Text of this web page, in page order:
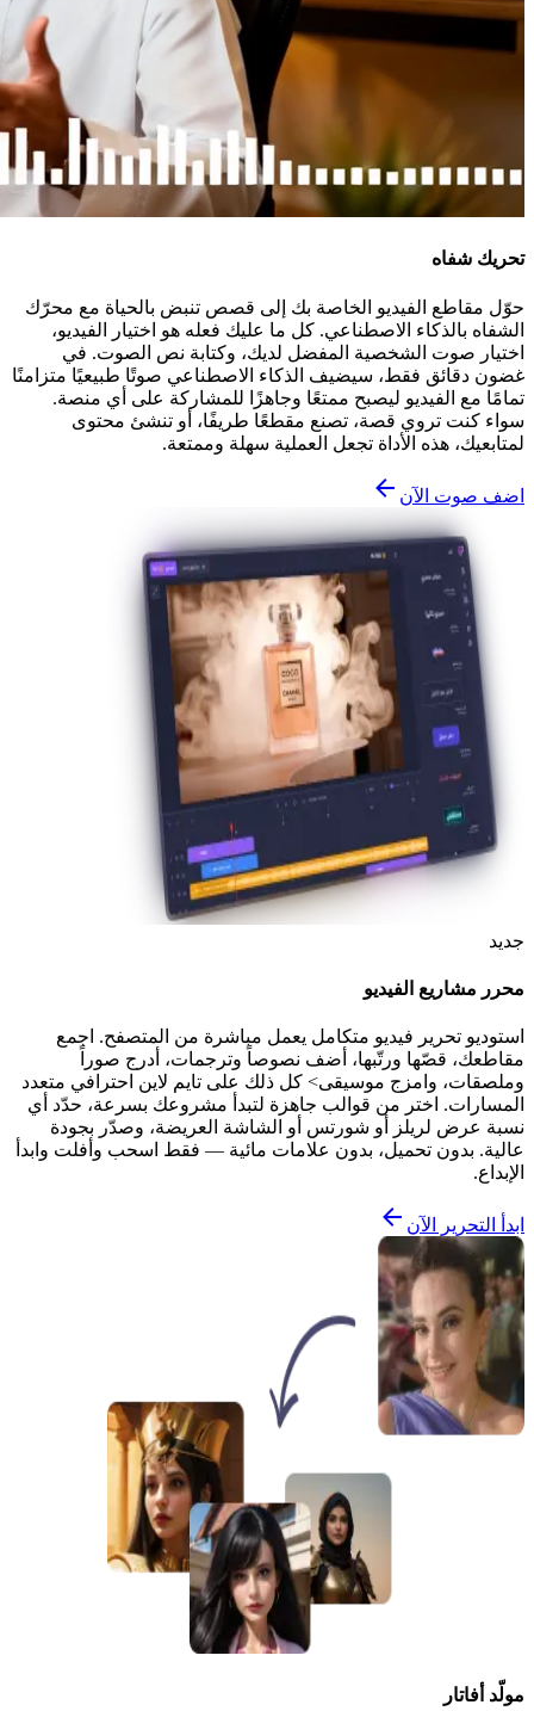
تحريك شفاه
حوّل مقاطع الفيديو الخاصة بك إلى قصص تنبض بالحياة مع محرّك
الشفاه بالذكاء الاصطناعي. كل ما عليك فعله هو اختيار الفيديو،
اختيار صوت الشخصية المفضل لديك، وكتابة نص الصوت. في
غضون دقائق فقط، سيضيف الذكاء الاصطناعي صوتًا طبيعيًا متزامنًا
تمامًا مع الفيديو ليصبح ممتعًا وجاهزًا للمشاركة على أي منصة.
سواء كنت تروي قصة، تصنع مقطعًا طريفًا، أو تنشئ محتوى
لمتابعيك، هذه الأداة تجعل العملية سهلة وممتعة.
اضف صوت الآن
جديد
محرر مشاريع الفيديو
استوديو تحرير فيديو متكامل يعمل مباشرة من المتصفح. اجمع
مقاطعك، قصّها ورتّبها، أضف نصوصاً وترجمات، أدرج صوراً
وملصقات، وامزج موسيقى> كل ذلك على تايم لاين احترافي متعدد
المسارات. اختر من قوالب جاهزة لتبدأ مشروعك بسرعة، حدّد أي
نسبة عرض لريلز أو شورتس أو الشاشة العريضة، وصدّر بجودة
عالية. بدون تحميل، بدون علامات مائية — فقط اسحب وأفلت وابدأ
الإبداع.
ابدأ التحرير الآن
مولّد أفاتار